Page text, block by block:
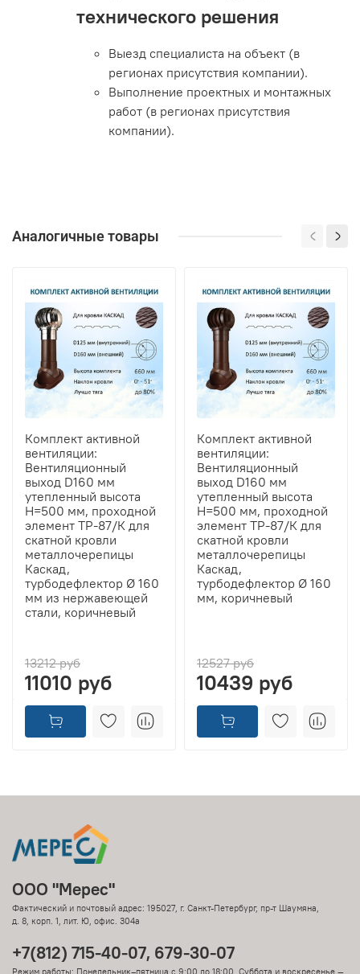
технического решения
Выезд специалиста на объект (в
регионах присутствия компании).
Выполнение проектных и монтажных
работ (в регионах присутствия
компании).
Аналогичные товары
Комплект активной
вентиляции:
Вентиляционный
выход D160 мм
утепленный высота
H=500 мм, проходной
элемент ТР-87/К для
скатной кровли
металлочерепицы
Каскад,
турбодефлектор Ø 160
мм из нержавеющей
стали, коричневый
13212 руб
11010 руб
Комплект активной
вентиляции:
Вентиляционный
выход D160 мм
утепленный высота
H=500 мм, проходной
элемент ТР-87/К для
скатной кровли
металлочерепицы
Каскад,
турбодефлектор Ø 160
мм, коричневый
12527 руб
10439 руб
ООО "Мерес"
Фактический и почтовый адрес: 195027, г. Санкт-Петербург, пр-т Шаумяна,
д. 8, корп. 1, лит. Ю, офис. 304а
+7(812) 715-40-07, 679-30-07
Режим работы: Понедельник–пятница с 9:00 до 18:00 Суббота и воскресенье —